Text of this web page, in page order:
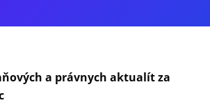
a právnych aktualít za